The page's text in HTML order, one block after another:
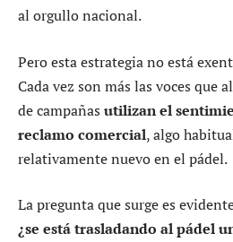
al orgullo nacional.
Pero esta estrategia no está
Cada vez son más las voces que
de campañas utilizan el
reclamo comercial, algo
relativamente nuevo en el pádel.
La pregunta que surge es
¿se está trasladando al pádel